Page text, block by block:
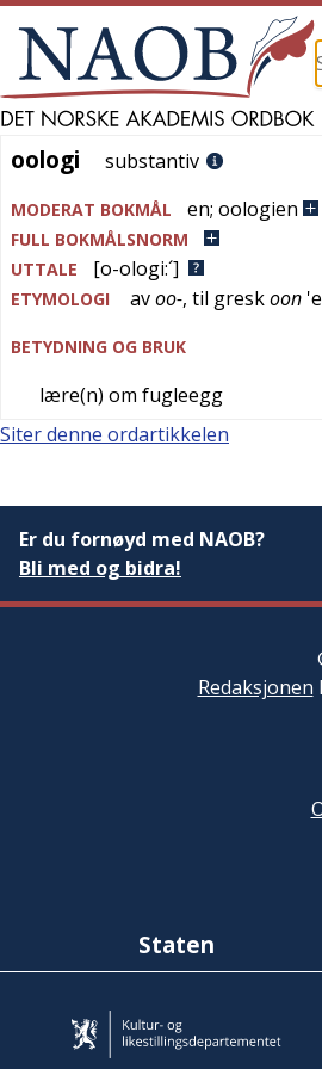
oologi
oologi substantiv
MODERAT BOKMÅL en; oologien
FULL BOKMÅLSNORM
UTTALE
[o-ologi:´]
ETYMOLOGI avoo-, til greskoon '
BETYDNING OG BRUK
lære(n) om fugleegg
Siter denne ordartikkelen
Er du fornøyd med NAOB?
Bli med og bidra!
Redaksjonen
Staten